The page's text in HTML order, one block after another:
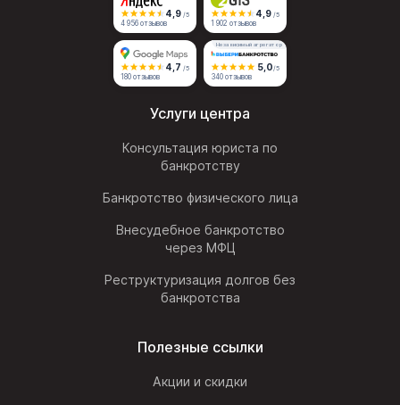
4,9 /5
4 956 отзывов
4,9 /5
1 902 отзывов
4,7 /5
180 отзывов
Независимый агрегатор
5,0/5
340 отзывов
Услуги центра
Консультация юриста по
банкротству
Банкротство физического лица
Внесудебное банкротство
через МФЦ
Реструктуризация долгов без
банкротства
Полезные ссылки
Акции и скидки